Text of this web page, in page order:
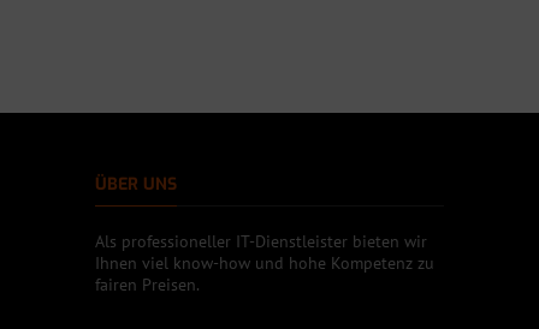
ÜBER UNS
Als professioneller IT-Dienstleister bieten wir
Ihnen viel know-how und hohe Kompetenz zu
fairen Preisen.